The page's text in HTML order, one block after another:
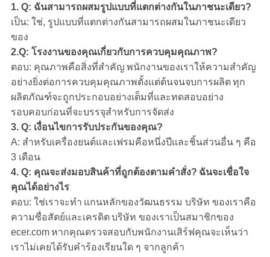
1. Q: ฉันสามารถผสมรูปแบบที่แตกต่างกันในภาชนะเดียว?
เป็น: ใช่, รูปแบบที่แตกต่างกันสามารถผสมในภาชนะเดียว
ของ
2.Q: โรงงานของคุณเกี่ยวกับการควบคุมคุณภาพ?
ตอบ: คุณภาพคือสิ่งที่สำคัญ พนักงานของเราให้ความสำคัญ
อย่างยิ่งต่อการควบคุมคุณภาพตั้งแต่ต้นจนจบการผลิตทุก
ผลิตภัณฑ์จะถูกประกอบอย่างเต็มที่และทดสอบอย่าง
รอบคอบก่อนที่จะบรรจุสำหรับการจัดส่ง
3. Q: เงื่อนไขการรับประกันของคุณ?
A: สำหรับเครื่องยนต์และเฟรมคือหนึ่งปีและชิ้นส่วนอื่น ๆ คือ
3 เดือน
4. Q: คุณจะส่งมอบสินค้าที่ถูกต้องตามคำสั่ง? ฉันจะเชื่อใจ
คุณได้อย่างไร
ตอบ: ใช่เราจะทำ แกนหลักของวัฒนธรรม บริษัท ของเราคือ
ความซื่อสัตย์และเครดิตบริษัท ของเราเป็นสมาชิกของ
ecer.com หากคุณตรวจสอบกับพนักงานเสิร์ฟคุณจะเห็นว่า
เราไม่เคยได้รับคำร้องเรียนใด ๆ จากลูกค้า